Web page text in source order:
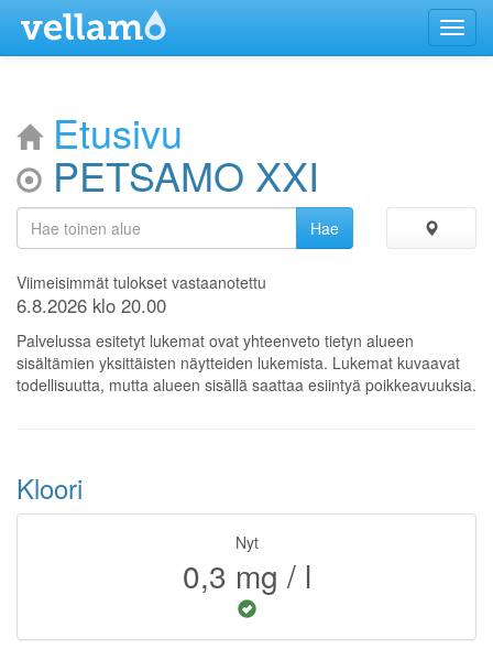
Menu
Etusivu
PETSAMO XXI
Viimeisimmät tulokset vastaanotettu
6.8.2026 klo 20.00
Palvelussa esitetyt lukemat ovat yhteenveto tietyn alueen
sisältämien yksittäisten näytteiden lukemista. Lukemat kuvaavat
todellisuutta, mutta alueen sisällä saattaa esiintyä poikkeavuuksia.
Kloori
Nyt
0,3 mg / l